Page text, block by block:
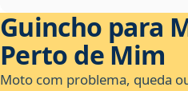
Guincho para
Perto de Mim
Moto com problema, queda